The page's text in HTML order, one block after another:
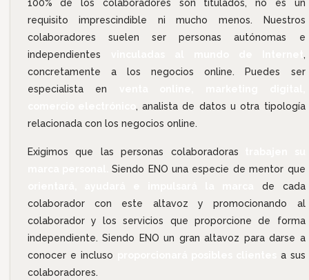
100% de los colaboradores son titulados, no es un
requisito imprescindible ni mucho menos. Nuestros
colaboradores suelen ser personas autónomas e
independientes
,
concretamente a los negocios online. Puedes ser
especialista en
, analista de datos u otra tipología
relacionada con los negocios online.
Exigimos que las personas colaboradoras
marca personal.Siendo ENO una especie de mentor que
de cada
colaborador con este altavoz y promocionando al
colaborador y los servicios que proporcione de forma
independiente. Siendo ENO un gran altavoz para darse a
conocer e incluso
a sus
colaboradores.